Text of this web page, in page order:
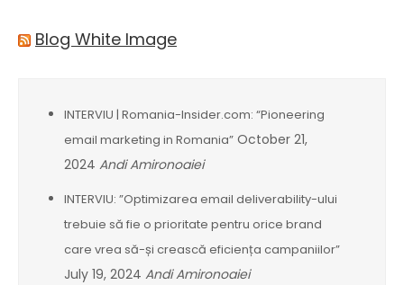
Blog White Image
INTERVIU | Romania-Insider.com: “Pioneering
email marketing in Romania” October 21,
2024 Andi Amironoaiei
INTERVIU: ”Optimizarea email deliverability-ului
trebuie să fie o prioritate pentru orice brand
care vrea să-și crească eficiența campaniilor”
July 19, 2024 Andi Amironoaiei